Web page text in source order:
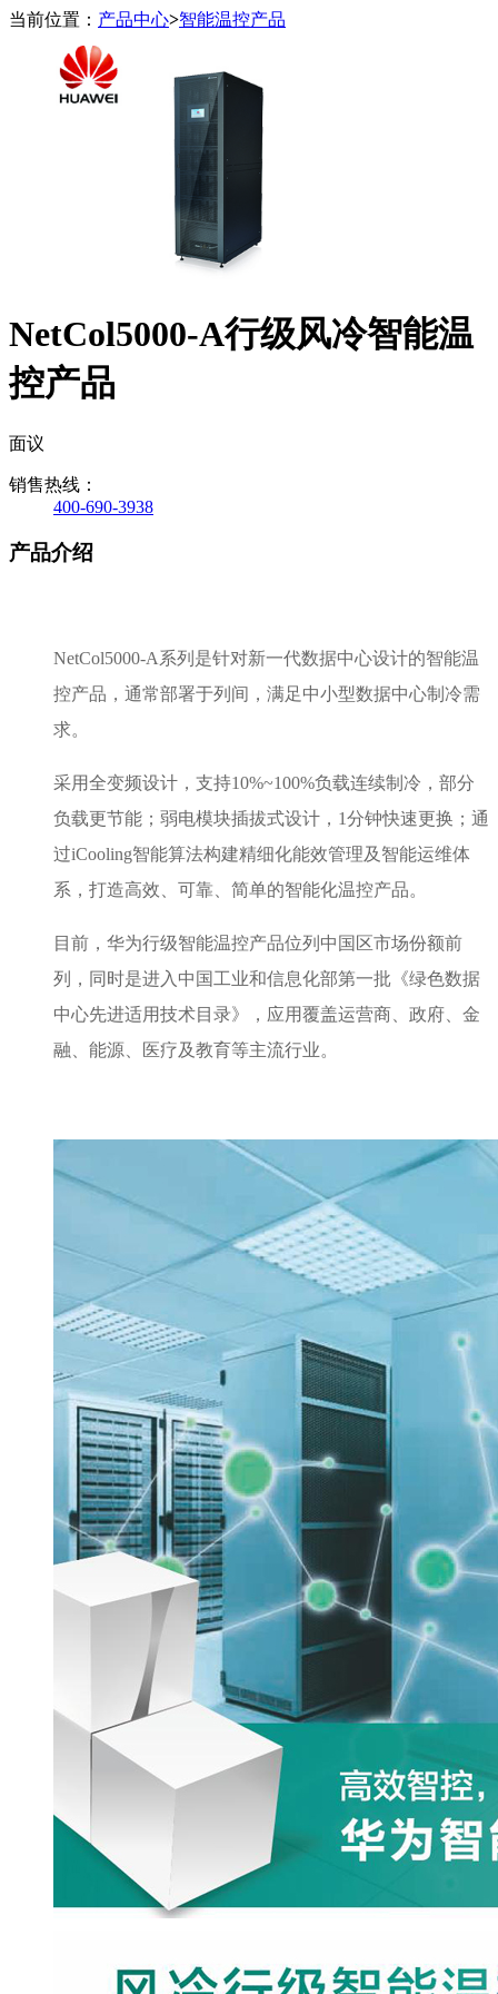
当前位置： 产品中心>智能温控产品
NetCol5000-A行级风冷智能温
控产品
面议
销售热线：
400-690-3938
产品介绍
NetCol5000-A系列是针对新一代数据中心设计的智能温
控产品，通常部署于列间，满足中小型数据中心制冷需
求。
采用全变频设计，支持10%~100%负载连续制冷，部分
负载更节能；弱电模块插拔式设计，1分钟快速更换；通
过iCooling智能算法构建精细化能效管理及智能运维体
系，打造高效、可靠、简单的智能化温控产品。
目前，华为行级智能温控产品位列中国区市场份额前
列，同时是进入中国工业和信息化部第一批《绿色数据
中心先进适用技术目录》，应用覆盖运营商、政府、金
融、能源、医疗及教育等主流行业。